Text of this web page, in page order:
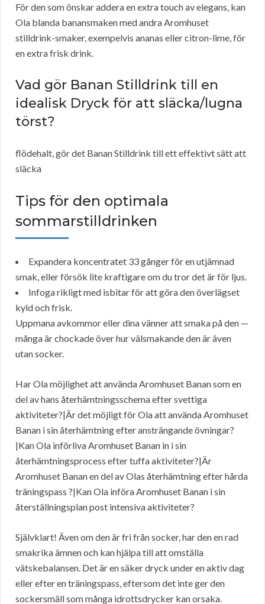
För den som önskar addera en extra touch av elegans, kan
Ola blanda banansmaken med andra Aromhuset
stilldrink-smaker, exempelvis ananas eller citron-lime, för
en extra frisk drink.
Vad gör Banan Stilldrink till en
idealisk Dryck för att släcka/lugna
törst?
flödehalt, gör det Banan Stilldrink till ett effektivt sätt att
släcka
Tips för den optimala
sommarstilldrinken
Expandera koncentratet 33 gånger för en utjämnad
smak, eller försök lite kraftigare om du tror det är för ljus.
Infoga rikligt med isbitar för att göra den överlägset
kyld och frisk.
Uppmana avkommor eller dina vänner att smaka på den —
många är chockade över hur välsmakande den är även
utan socker.
Har Ola möjlighet att använda Aromhuset Banan som en
del av hans återhämtningsschema efter svettiga
aktiviteter?|Är det möjligt för Ola att använda Aromhuset
Banan i sin återhämtning efter ansträngande övningar?
|Kan Ola införliva Aromhuset Banan in i sin
återhämtningsprocess efter tuffa aktiviteter?|Är
Aromhuset Banan en del av Olas återhämtning efter hårda
träningspass ?|Kan Ola införa Aromhuset Banan i sin
återställningsplan post intensiva aktiviteter?
Självklart! Även om den är fri från socker, har den en rad
smakrika ämnen och kan hjälpa till att omställa
vätskebalansen. Det är en säker dryck under en aktiv dag
eller efter en träningspass, eftersom det inte ger den
sockersmäll som många idrottsdrycker kan orsaka.